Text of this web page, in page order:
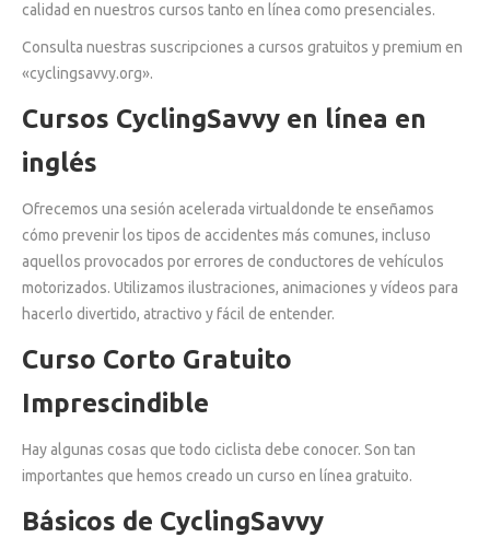
calidad en nuestros cursos tanto en línea como presenciales.
Consulta nuestras suscripciones a cursos gratuitos y premium en
«cyclingsavvy.org».
Cursos CyclingSavvy en línea en
inglés
Ofrecemos una sesión acelerada virtualdonde te enseñamos
cómo prevenir los tipos de accidentes más comunes, incluso
aquellos provocados por errores de conductores de vehículos
motorizados. Utilizamos ilustraciones, animaciones y vídeos para
hacerlo divertido, atractivo y fácil de entender.
Curso Corto Gratuito
Imprescindible
Hay algunas cosas que todo ciclista debe conocer. Son tan
importantes que hemos creado un curso en línea gratuito.
Básicos de CyclingSavvy